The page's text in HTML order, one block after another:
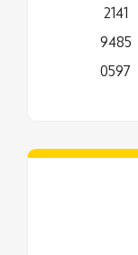
2141
9485
0597